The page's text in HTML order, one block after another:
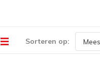
Sorteren op: